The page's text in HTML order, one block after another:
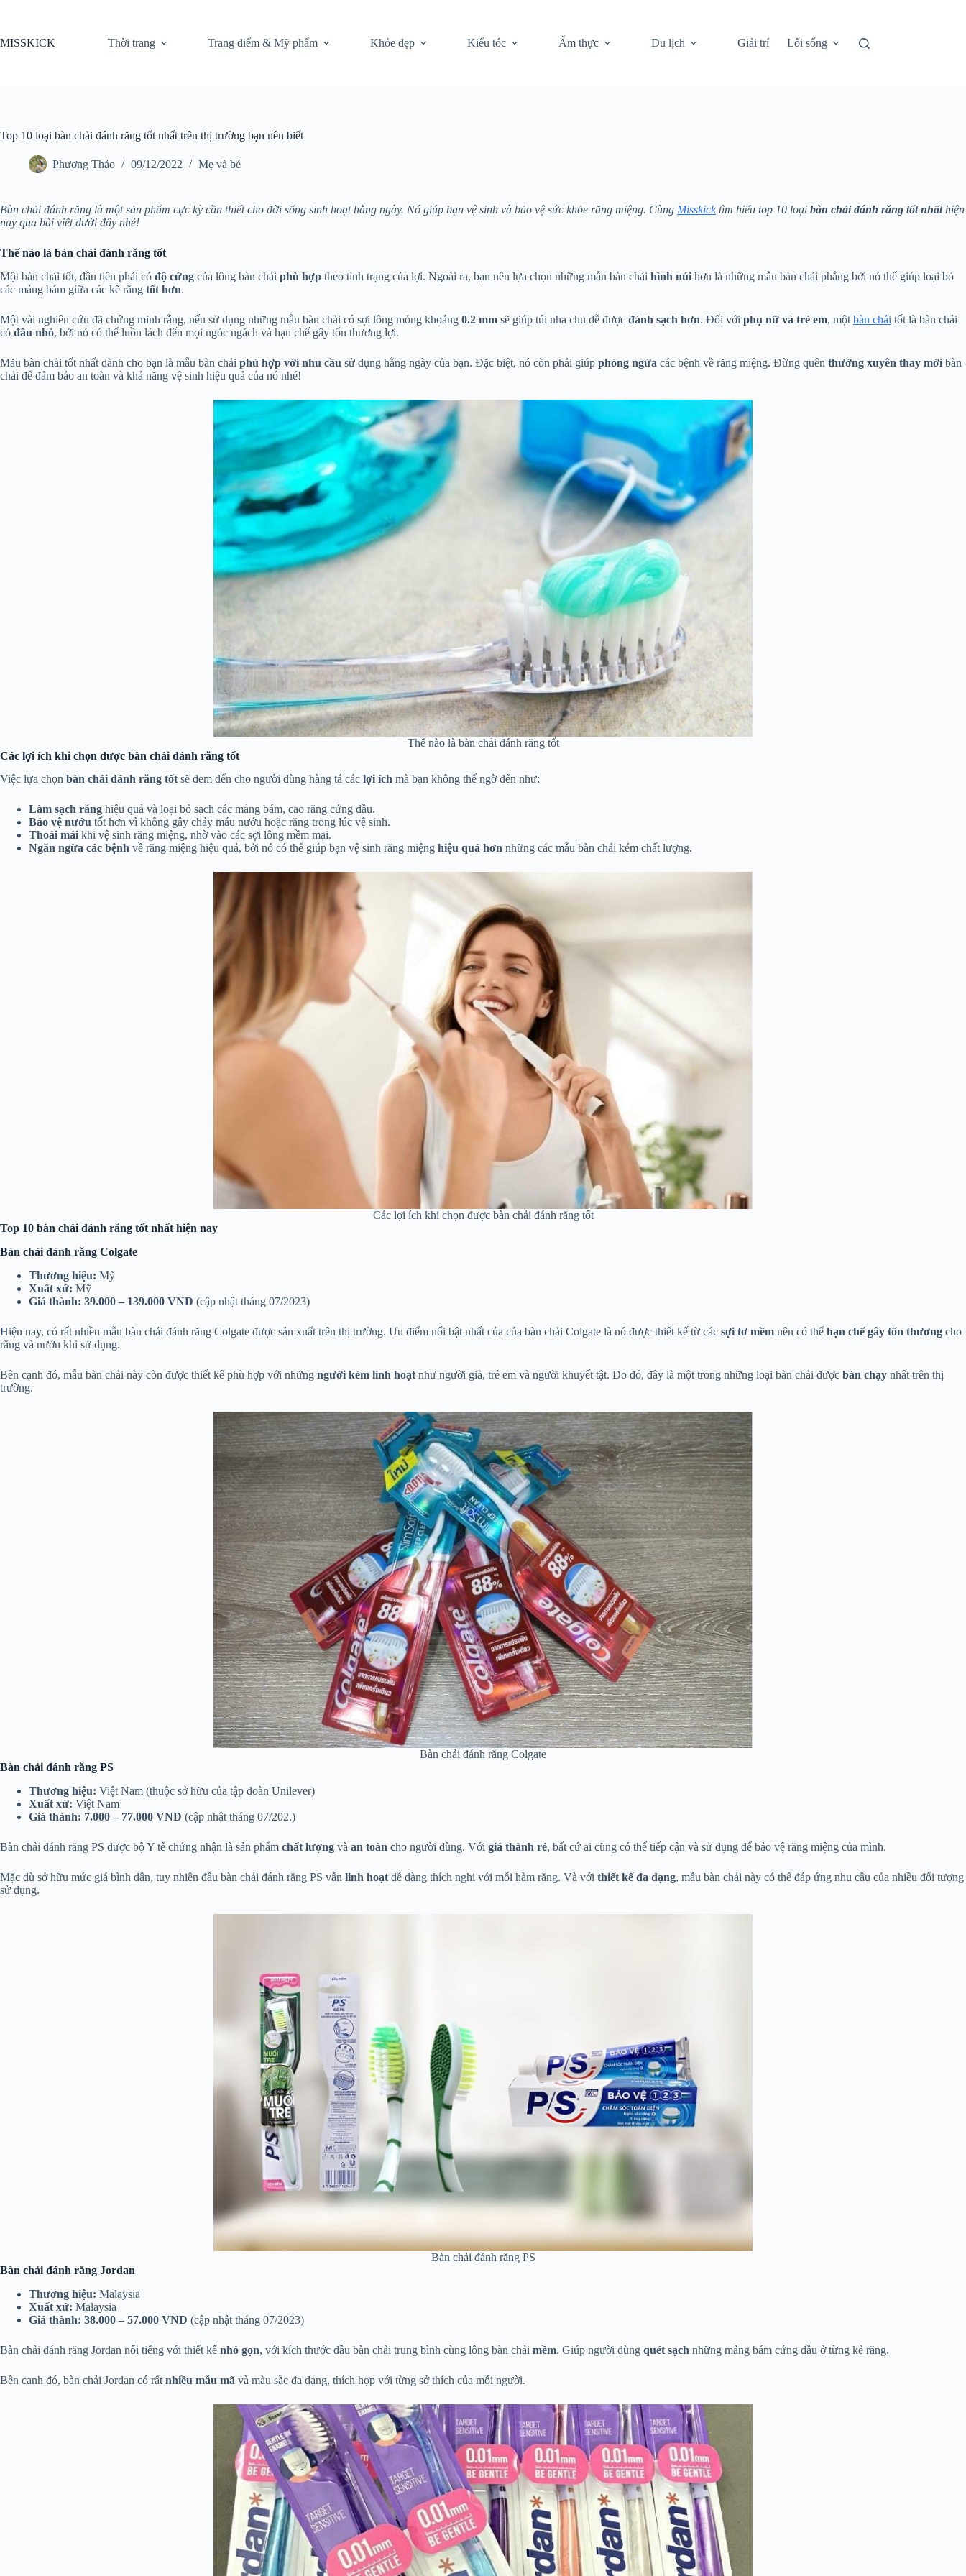
nội
MISSKICK Thời trang Trang điểm & Mỹ phẩm Khỏe đẹp Kiểu tóc Ẩm thực Du lịch Giải trí Lối sống
Top 10 loại bàn chải đánh răng tốt nhất trên thị trường bạn nên biết
Phương Thảo 09/12/2022 Mẹ và bé
Bàn chải đánh răng là một sản phẩm cực kỳ cần thiết cho đời sống sinh hoạt hằng ngày. Nó giúp bạn vệ sinh và bảo vệ sức khỏe răng miệng. Cùng Misskicktìm hiểu top 10 loại bàn chải đánh răng tốt nhấthiện
nay qua bài viết dưới đây nhé!
Thế nào là bàn chải đánh răng tốt
Một bàn chải tốt, đầu tiên phải có độ cứng của lông bàn chải phù hợp theo tình trạng của lợi. Ngoài ra, bạn nên lựa chọn những mẫu bàn chải hình núi hơn là những mẫu bàn chải phẳng bởi nó thể giúp loại bỏ
các mảng bám giữa các kẽ răng tốt hơn.
Một vài nghiên cứu đã chứng minh rằng, nếu sử dụng những mẫu bàn chải có sợi lông mỏng khoảng 0.2 mm sẽ giúp túi nha chu dễ được đánh sạch hơn. Đối với phụ nữ và trẻ em, một bàn chải tốt là bàn chải
có đầu nhỏ, bởi nó có thể luồn lách đến mọi ngóc ngách và hạn chế gây tổn thương lợi.
Mãu bàn chải tốt nhất dành cho bạn là mẫu bàn chải phù hợp với nhu cầu sử dụng hằng ngày của bạn. Đặc biệt, nó còn phải giúp phòng ngừa các bệnh về răng miệng. Đừng quên thường xuyên thay mới bàn
chải để đảm bảo an toàn và khả năng vệ sinh hiệu quả của nó nhé!
Thế nào là bàn chải đánh răng tốt
Các lợi ích khi chọn được bàn chải đánh răng tốt
Việc lựa chọn bàn chải đánh răng tốt sẽ đem đến cho người dùng hàng tá các lợi ích mà bạn không thể ngờ đến như:
Làm sạch răng hiệu quả và loại bỏ sạch các mảng bám, cao răng cứng đầu.
Bảo vệ nướu tốt hơn vì không gây chảy máu nướu hoặc răng trong lúc vệ sinh.
Thoải mái khi vệ sinh răng miệng, nhờ vào các sợi lông mềm mại.
Ngăn ngừa các bệnh về răng miệng hiệu quả, bởi nó có thể giúp bạn vệ sinh răng miệng hiệu quả hơn những các mẫu bàn chải kém chất lượng.
Các lợi ích khi chọn được bàn chải đánh răng tốt
Top 10 bàn chải đánh răng tốt nhất hiện nay
Bàn chải đánh răng Colgate
Thương hiệu: Mỹ
Xuất xứ: Mỹ
Giá thành: 39.000 – 139.000 VND (cập nhật tháng 07/2023)
Hiện nay, có rất nhiều mẫu bàn chải đánh răng Colgate được sản xuất trên thị trường. Ưu điểm nổi bật nhất của của bàn chải Colgate là nó được thiết kế từ các sợi tơ mềm nên có thể hạn chế gây tổn thương cho
răng và nướu khi sử dụng.
Bên cạnh đó, mẫu bàn chải này còn được thiết kế phù hợp với những người kém linh hoạt như người già, trẻ em và người khuyết tật. Do đó, đây là một trong những loại bàn chải được bán chạy nhất trên thị
trường.
Bàn chải đánh răng Colgate
Bàn chải đánh răng PS
Thương hiệu: Việt Nam (thuộc sở hữu của tập đoàn Unilever)
Xuất xứ: Việt Nam
Giá thành: 7.000 – 77.000 VND (cập nhật tháng 07/202.)
Bàn chải đánh răng PS được bộ Y tế chứng nhận là sản phẩm chất lượng và an toàn cho người dùng. Với giá thành rẻ, bất cứ ai cũng có thể tiếp cận và sử dụng để bảo vệ răng miệng của mình.
Mặc dù sở hữu mức giá bình dân, tuy nhiên đầu bàn chải đánh răng PS vẫn linh hoạt dễ dàng thích nghi với mỗi hàm răng. Và với thiết kế đa dạng, mẫu bàn chải này có thể đáp ứng nhu cầu của nhiều đối tượng
sử dụng.
Bàn chải đánh răng PS
Bàn chải đánh răng Jordan
Thương hiệu: Malaysia
Xuất xứ: Malaysia
Giá thành: 38.000 – 57.000 VND (cập nhật tháng 07/2023)
Bàn chải đánh răng Jordan nổi tiếng với thiết kế nhỏ gọn, với kích thước đầu bàn chải trung bình cùng lông bàn chải mềm. Giúp người dùng quét sạch những mảng bám cứng đầu ở từng kẻ răng.
Bên cạnh đó, bàn chải Jordan có rất nhiều mẫu mã và màu sắc đa dạng, thích hợp với từng sở thích của mỗi người.